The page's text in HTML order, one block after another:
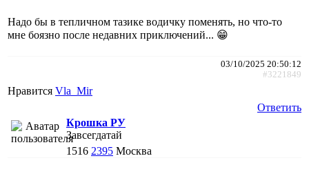
Надо бы в тепличном тазике водичку поменять, но что-то
мне боязно после недавних приключений... 😁
03/10/2025 20:50:12
#3221849
Нравится Vla_Mir
Ответить
Крошка РУ
Завсегдатай
1516 2395 Москва